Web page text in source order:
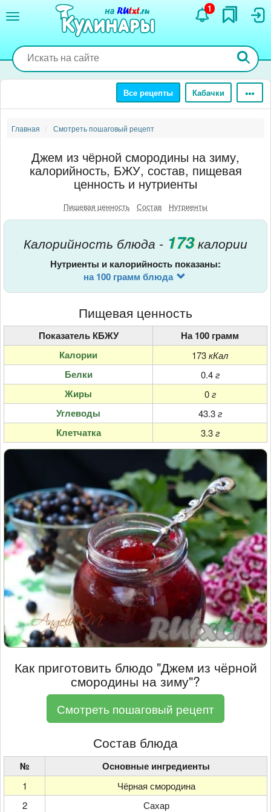
содержанию
1
Все рецепты Кабачки
Главная Смотреть пошаговый рецепт
Джем из чёрной смородины на зиму,
калорийность, БЖУ, состав, пищевая
ценность и нутриенты
Пищевая ценность Состав Нутриенты
Калорийность блюда - 173 калории
Нутриенты и калорийность показаны:
на 100 грамм блюда
Пищевая ценность
Показатель КБЖУ
На 100 грамм
Калории
173кКал
Белки 0.4 г
Жиры 0 г
Углеводы 43.3 г
Клетчатка 3.3 г
Как приготовить блюдо "Джем из чёрной
смородины на зиму"?
Смотреть пошаговый рецепт
Состав блюда
№ Основные ингредиенты
1
Чёрная смородина
2
Сахар